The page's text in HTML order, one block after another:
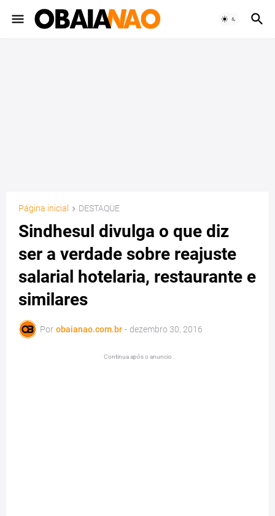
Página inicial DESTAQUE
Sindhesul divulga o que diz
ser a verdade sobre reajuste
salarial hotelaria, restaurante e
similares
Por obaianao.com.br - dezembro 30, 2016
Continua após o anuncio